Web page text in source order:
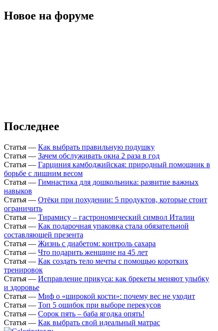
Новое на форуме
Последнее
Статья — Как выбрать правильную подушку
Статья — Зачем обслуживать окна 2 раза в год
Статья — Гарциния камбоджийская: природный помощник в
борьбе с лишним весом
Статья — Гимнастика для дошкольника: развитие важных
навыков
Статья — Отёки при похудении: 5 продуктов, которые стоит
ограничить
Статья — Тирамису – гастрономический символ Италии
Статья — Как подарочная упаковка стала обязательной
составляющей презента
Статья — Жизнь с диабетом: контроль сахара
Статья — Что подарить женщине на 45 лет
Статья — Как создать тело мечты с помощью коротких
тренировок
Статья — Исправление прикуса: как брекеты меняют улыбку
и здоровье
Статья — Миф о «широкой кости»: почему вес не уходит
Статья — Топ 5 ошибок при выборе перекусов
Статья — Сорок пять – баба ягодка опять!
Статья — Как выбрать свой идеальный матрас